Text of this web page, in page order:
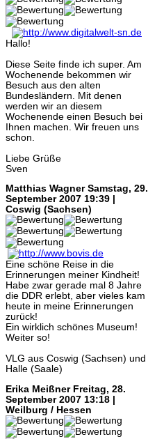
Hallo!
Diese Seite finde ich super. Am
Wochenende bekommen wir
Besuch aus den alten
Bundesländern. Mit denen
werden wir an diesem
Wochenende einen Besuch bei
Ihnen machen. Wir freuen uns
schon.
Liebe Grüße
Sven
Matthias Wagner Samstag, 29.
September 2007 19:39 |
Coswig (Sachsen)
Eine schöne Reise in die
Erinnerungen meiner Kindheit!
Habe zwar gerade mal 8 Jahre
die DDR erlebt, aber vieles kam
heute in meine Erinnerungen
zurück!
Ein wirklich schönes Museum!
Weiter so!
VLG aus Coswig (Sachsen) und
Halle (Saale)
Erika Meißner Freitag, 28.
September 2007 13:18 |
Weilburg / Hessen